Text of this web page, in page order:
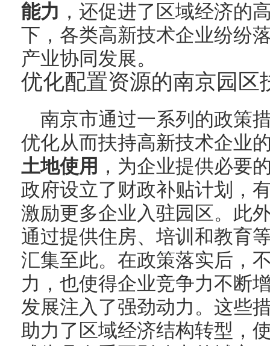
能力 ，还促进了区域经济的
下，各类高新技术企业纷纷
产业协同发展。
优化配置资源的南京园区
南京市通过一系列的政策
优化从而扶持高新技术企业
土地使用 ，为企业提供必要
政府设立了财政补贴计划，
激励更多企业入驻园区。此
通过提供住房、培训和教育
汇集至此。在政策落实后，
力，也使得企业竞争力不断
发展注入了强劲动力。这些
助力了区域经济结构转型，